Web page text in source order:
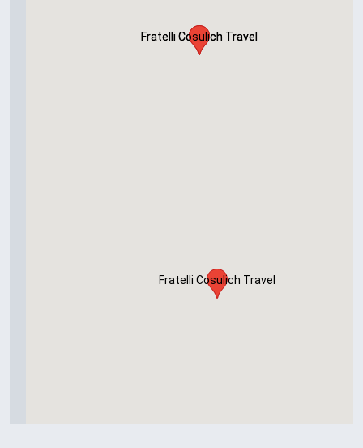
Fratelli Cosulich Travel
Fratelli Cosulich Travel
Fratelli Cosulich Travel